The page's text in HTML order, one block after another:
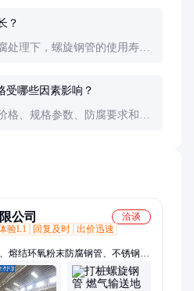
？
处理下，螺旋钢管的使用寿命
受哪些因素影响？
格、规格参数、防腐要求和供
公司
洽谈
验L1 回复及时 出价迅速
熔结环氧粉末防腐钢管、不锈钢
锌管